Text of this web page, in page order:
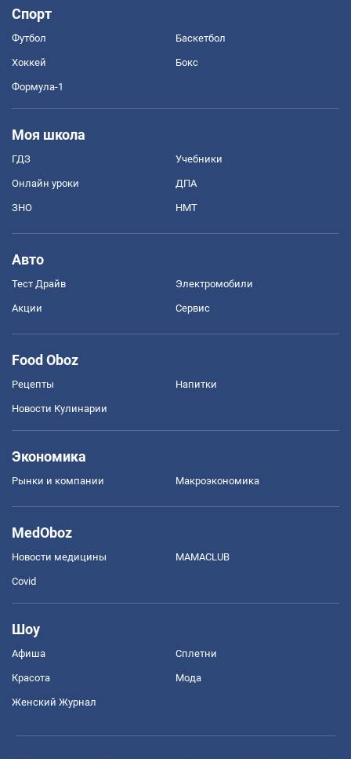
Спорт
Футбол Баскетбол
Хоккей Бокс
Формула-1
Моя школа
ГДЗ Учебники
Онлайн уроки ДПА
ЗНО НМТ
Авто
Тест Драйв Электромобили
Акции Сервис
Food Oboz
Рецепты Напитки
Новости Кулинарии
Экономика
Рынки и компании Mакроэкономика
MedOboz
Новости медицины MAMACLUB
Covid
Шоу
Афиша Сплетни
Красота Мода
Женский Журнал